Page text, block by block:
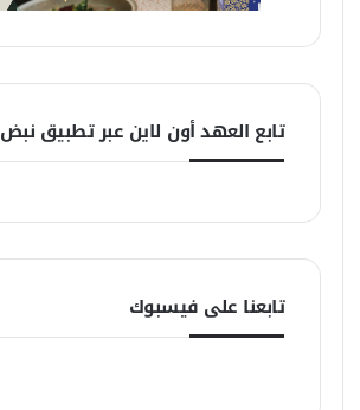
تابع العهد أون لاين عبر تطبيق نبض
تابعنا على فيسبوك